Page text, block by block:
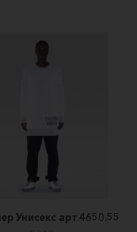
Унисекс арт.4650.55